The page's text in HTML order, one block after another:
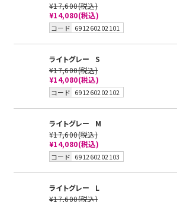
¥17,600(税込)
¥14,080(税込)
コード 691260202101
ライトグレー
S
¥17,600(税込)
¥14,080(税込)
コード 691260202102
ライトグレー
M
¥17,600(税込)
¥14,080(税込)
コード 691260202103
ライトグレー
L
¥17,600(税込)